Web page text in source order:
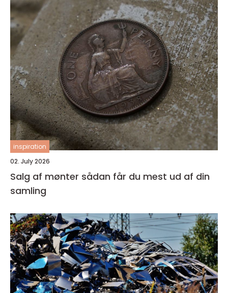
inspiration
02. July 2026
Salg af mønter sådan får du mest ud af din
samling